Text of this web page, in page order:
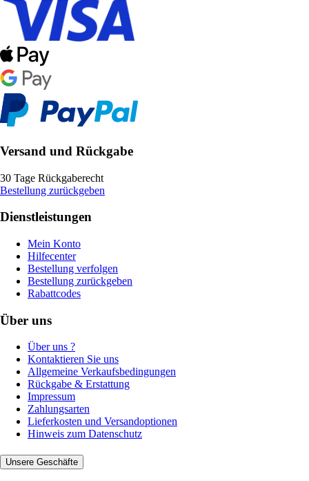
Versand und Rückgabe
30 Tage Rückgaberecht
Bestellung zurückgeben
Dienstleistungen
Mein Konto
Hilfecenter
Bestellung verfolgen
Bestellung zurückgeben
Rabattcodes
Über uns
Über uns ?
Kontaktieren Sie uns
Allgemeine Verkaufsbedingungen
Rückgabe & Erstattung
Impressum
Zahlungsarten
Lieferkosten und Versandoptionen
Hinweis zum Datenschutz
Unsere Geschäfte